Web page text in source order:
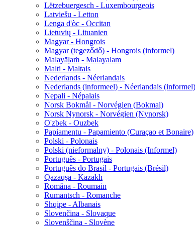
Lëtzebuergesch - Luxembourgeois
Latviešu - Letton
Lenga d'òc - Occitan
Lietuvių - Lituanien
Magyar - Hongrois
Magyar (tegeződő) - Hongrois (informel)
Malayāḷaṁ - Malayalam
Malti - Maltais
Nederlands - Néerlandais
Nederlands (informeel) - Néerlandais (informel)
Nepali - Népalais
Norsk Bokmål - Norvégien (Bokmal)
Norsk Nynorsk - Norvégien (Nynorsk)
O'zbek - Ouzbek
Papiamentu - Papamiento (Curaçao et Bonaire)
Polski - Polonais
Polski (nieformalny) - Polonais (Informel)
Português - Portugais
Português do Brasil - Portugais (Brésil)
Qazaqşa - Kazakh
Româna - Roumain
Rumantsch - Romanche
Shqipe - Albanais
Slovenčina - Slovaque
Slovenščina - Slovène